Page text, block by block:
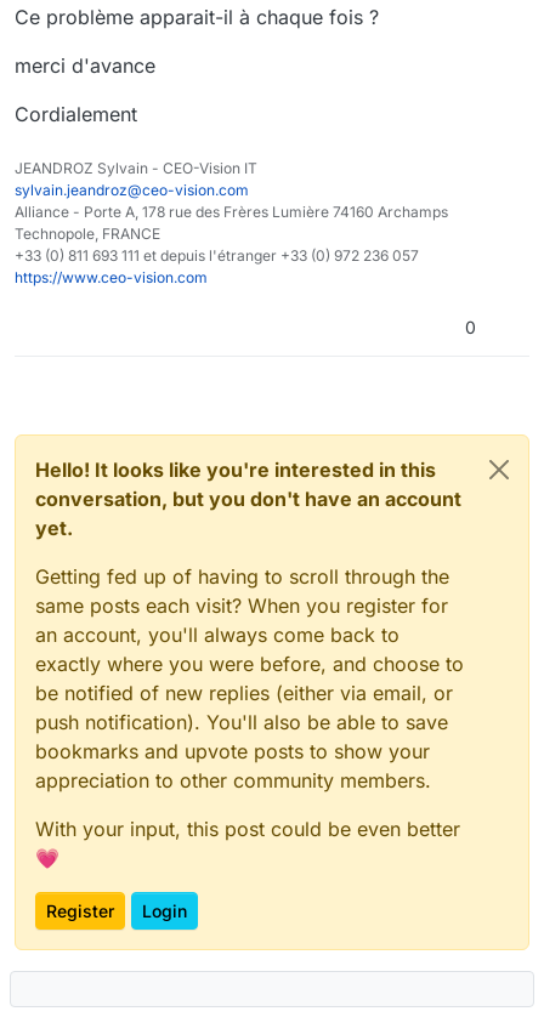
Ce problème apparait-il à chaque fois ?
merci d'avance
Cordialement
JEANDROZ Sylvain - CEO-Vision IT
sylvain.jeandroz@ceo-vision.com
Alliance - Porte A, 178 rue des Frères Lumière 74160 Archamps
Technopole, FRANCE
+33 (0) 811 693 111 et depuis l'étranger +33 (0) 972 236 057
https://www.ceo-vision.com
0
Hello! It looks like you're interested in this
conversation, but you don't have an account
yet.
Getting fed up of having to scroll through the
same posts each visit? When you register for
an account, you'll always come back to
exactly where you were before, and choose to
be notified of new replies (either via email, or
push notification). You'll also be able to save
bookmarks and upvote posts to show your
appreciation to other community members.
With your input, this post could be even better
💗
Register Login